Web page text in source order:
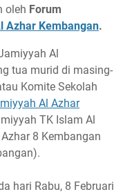
oleh Forum
Azhar Kembangan.
Al
tua murid di masing-
Komite Sekolah
Al Azhar
TK Islam Al
8 Kembangan
hari Rabu, 8 Februari